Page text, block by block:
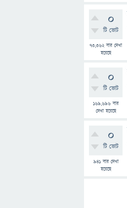
0
টি ভোট
73,362বার দেখা
হয়েছে
0
টি ভোট
169,696 বার
দেখা হয়েছে
0
টি ভোট
941বার দেখা
হয়েছে